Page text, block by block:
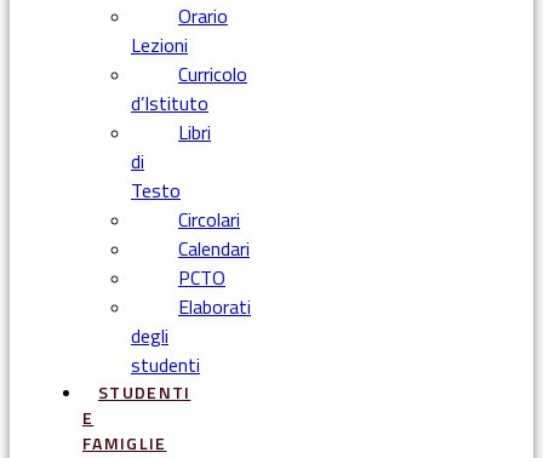
Orario
Lezioni
Curricolo
d’Istituto
Libri
di
Testo
Circolari
Calendari
PCTO
Elaborati
degli
studenti
STUDENTI
E
FAMIGLIE